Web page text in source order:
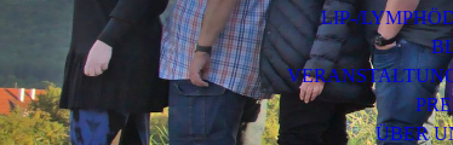
LIP-/
ÜBER